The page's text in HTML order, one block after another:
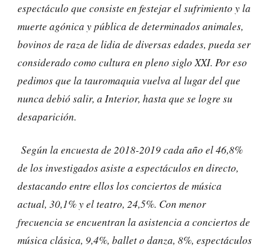
espectáculo que consiste en festejar el sufrimiento y la
muerte agónica y pública de determinados animales,
bovinos de raza de lidia de diversas edades, pueda ser
considerado como cultura en pleno siglo XXI. Por eso
pedimos que la tauromaquia vuelva al lugar del que
nunca debió salir, a Interior, hasta que se logre su
desaparición.
Según la encuesta de 2018-2019 cada año el 46,8%
de los investigados asiste a espectáculos en directo,
destacando entre ellos los conciertos de música
actual, 30,1% y el teatro, 24,5%. Con menor
frecuencia se encuentran la asistencia a conciertos de
música clásica, 9,4%, ballet o danza, 8%, espectáculos